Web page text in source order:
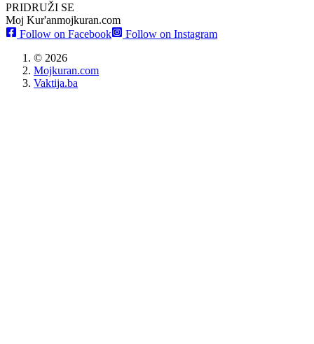
PRIDRUŽI SE
Moj Kur'anmojkuran.com
Follow on Facebook
Follow on Instagram
© 2026
Mojkuran.com
Vaktija.ba